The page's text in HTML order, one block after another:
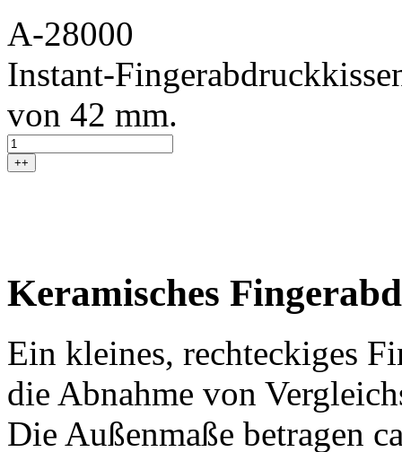
A-28000
Instant-
von 42 mm.
++
Keramisches
Ein kleines, rechteckiges
die Abnahme von
Die Außenmaße betragen